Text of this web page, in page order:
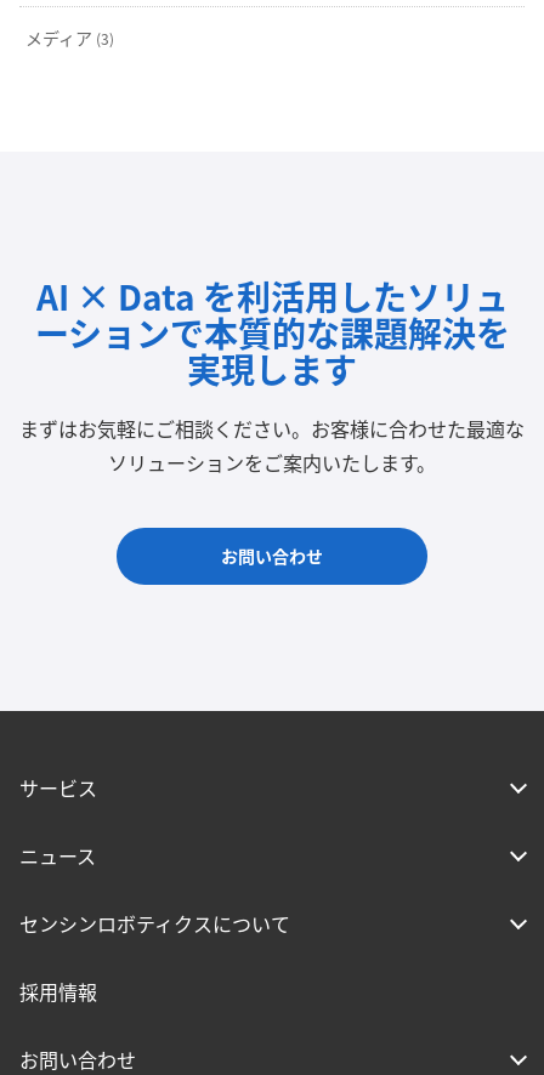
メディア (3)
AI × Data を利活用したソリュ
ーションで本質的な課題解決を
実現します
まずはお気軽にご相談ください。 お客様に合わせた最適な
ソリューションをご案内いたします。
お問い合わせ
サービス
ニュース
センシンロボティクスについて
採用情報
お問い合わせ